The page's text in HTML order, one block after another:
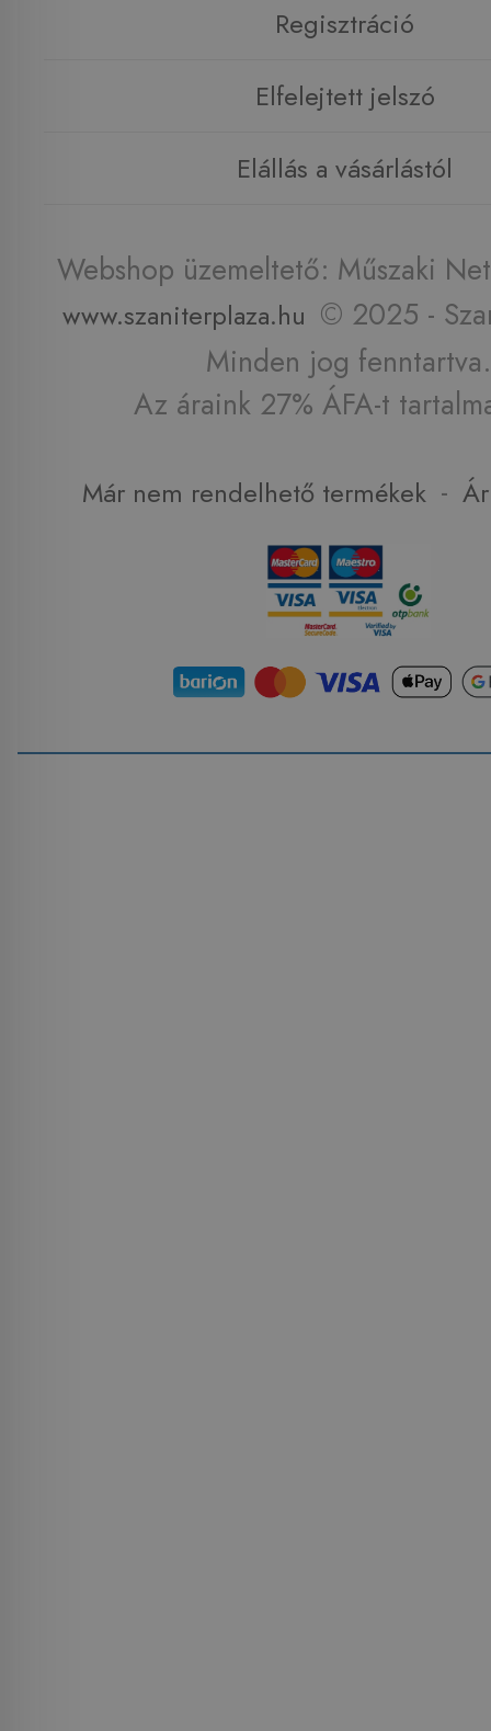
Regisztráció
Elfelejtett jelszó
Elállás a vásárlástól
Webshop üzemeltető: Műszaki
www.szaniterplaza.hu © 2025 -
Minden jog fenntartva.
Az áraink 27% ÁFA-t
Már nem rendelhető termékek -